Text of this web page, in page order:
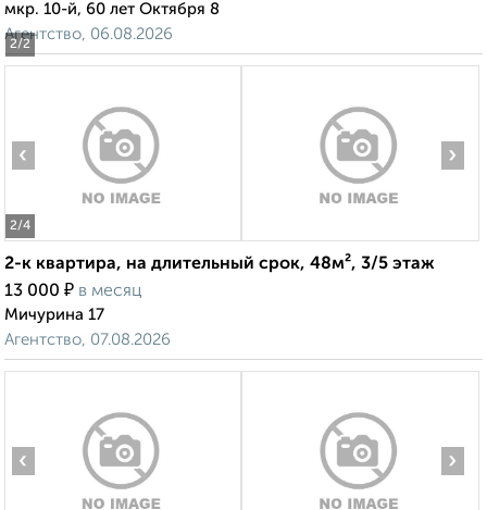
2/2
мкр. 10-й, 60 лет Октября 8
Агентство, 06.08.2026
2/4
‹ ›
2-к квартира, на длительный срок, 48м², 3/5 этаж
13 000 ₽ в месяц
Мичурина 17
Агентство, 07.08.2026
‹ ›